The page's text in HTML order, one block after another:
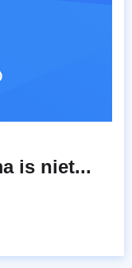
is niet...